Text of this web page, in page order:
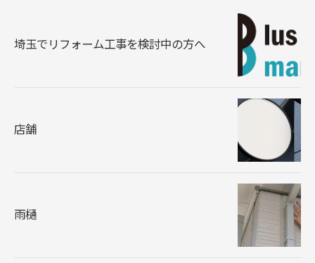
埼玉でリフォーム工事を検討中の方へ
店舗
雨樋